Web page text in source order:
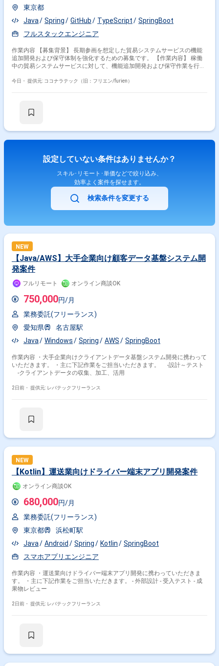
東京都
Java
Spring GitHub TypeScript
SpringBoot
フルスタックエンジニア
作業内容 【募集背景】 長期参画を想定した貿易システムサービスの機能
追加開発および保守体制を強化するための募集です。 【作業内容】 稼働
中の貿易システムサービスに対して、機能追加開発および保守作業を行っ
APIの開発、PostgreSQLとjOOQを利用した実装を行います。フロントエン
GitHub、GitHub Actions、OpenAPI Generator（Swagger）を利用し、継続
ることができ、APIファーストな開発スタイルのもとでバックエンドから
OpenAPI 3.0、YAML、Java 25、Spring Boot 3.5.x、PostgreSQL 17、
jOOQ、REST API開発、React 18、TypeScript、Vite、Chakra UI、Visual
Studio Code、GitHub、GitHub Actions、OpenAPI Generator（Swagger）
今日・ 提供元: ココナラテック（旧：フリエン/furien）
設定していない条件はありませんか？
スキル･リモート･単価などで絞り込み、
効率よく案件を探せます。
検索条件を変更する
NEW
【Java/AWS】大手企業向け顧客データ基盤システム開
発案件
フルリモート オンライン商談OK
750,000円/月
業務委託(フリーランス)
愛知県
名古屋駅
Java
Windows Spring AWS SpringBoot
作業内容 ・大手企業向けクライアントデータ基盤システム開発に携わって
いただきます。 ・主に下記作業をご担当いただきます。 ‐設計～テスト
‐クライアントデータの収集、加工、活用
2日前・ 提供元: レバテックフリーランス
NEW
【Kotlin】運送業向けドライバー端末アプリ開発案件
オンライン商談OK
680,000円/月
業務委託(フリーランス)
東京都
浜松町駅
Java
Android Spring Kotlin
SpringBoot
スマホアプリエンジニア
作業内容 ・運送業向けドライバー端末アプリ開発に携わっていただきま
す。 ・主に下記作業をご担当いただきます。 - 外部設計 - 受入テスト - 成
果物レビュー
2日前・ 提供元: レバテックフリーランス